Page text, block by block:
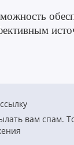
вам спам.